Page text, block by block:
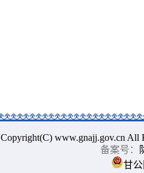
Copyright(C) www.gnajj.gov.cn
备案号：
甘公